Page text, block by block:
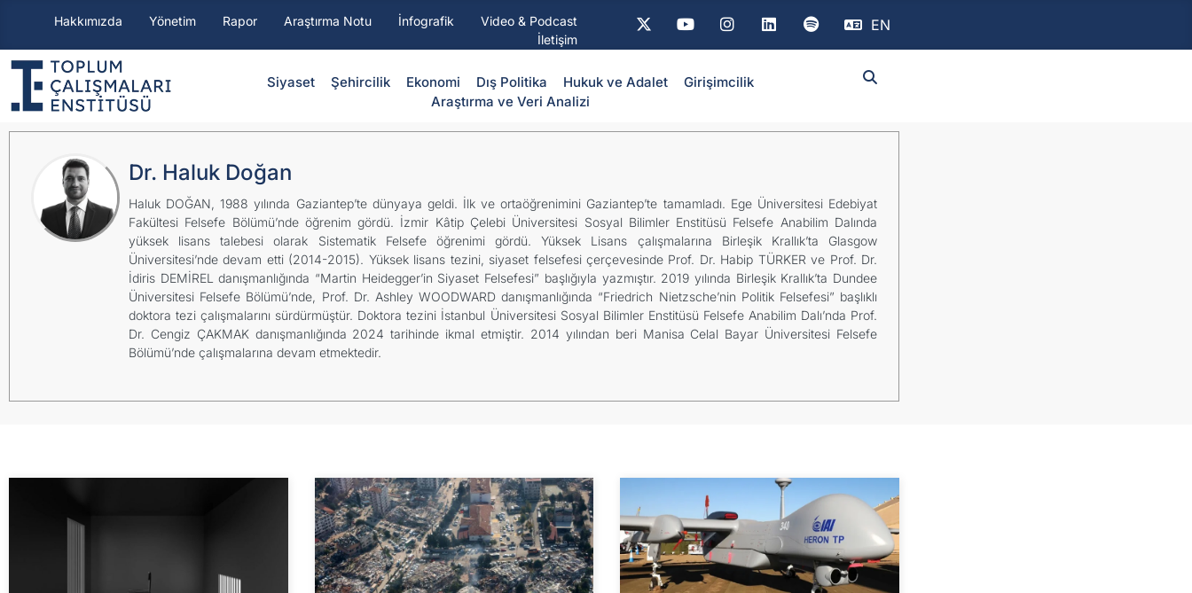
Hakkımızda Yönetim Rapor Araştırma Notu İnfografik
Video & Podcast
İletişim
EN
Siyaset ⁠Şehircilik Ekonomi Dış Politika ⁠Hukuk ve Adalet
Girişimcilik
Araştırma ve Veri Analizi
Dr. Haluk Doğan
Haluk DOĞAN, 1988 yılında Gaziantep’te dünyaya geldi. İlk ve ortaöğrenimini Gaziantep’te tamamladı. Ege Üniversitesi Edebiyat
Fakültesi Felsefe Bölümü’nde öğrenim gördü. İzmir Kâtip Çelebi Üniversitesi Sosyal Bilimler Enstitüsü Felsefe Anabilim Dalında
yüksek lisans talebesi olarak Sistematik Felsefe öğrenimi gördü. Yüksek Lisans çalışmalarına Birleşik Krallık’ta Glasgow
Üniversitesi’nde devam etti (2014-2015). Yüksek lisans tezini, siyaset felsefesi çerçevesinde Prof. Dr. Habip TÜRKER ve Prof. Dr.
İdiris DEMİREL danışmanlığında “Martin Heidegger’in Siyaset Felsefesi” başlığıyla yazmıştır. 2019 yılında Birleşik Krallık’ta Dundee
Üniversitesi Felsefe Bölümü’nde, Prof. Dr. Ashley WOODWARD danışmanlığında “Friedrich Nietzsche’nin Politik Felsefesi” başlıklı
doktora tezi çalışmalarını sürdürmüştür. Doktora tezini İstanbul Üniversitesi Sosyal Bilimler Enstitüsü Felsefe Anabilim Dalı’nda Prof.
Dr. Cengiz ÇAKMAK danışmanlığında 2024 tarihinde ikmal etmiştir. 2014 yılından beri Manisa Celal Bayar Üniversitesi Felsefe
Bölümü’nde çalışmalarına devam etmektedir.